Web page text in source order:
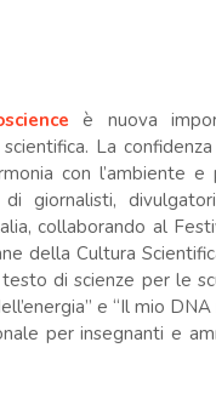
è nuova
La
con l’ambiente
giornalisti,
collaborando al
della Cultura
di scienze per le
e “Il mio DNA
per insegnanti e